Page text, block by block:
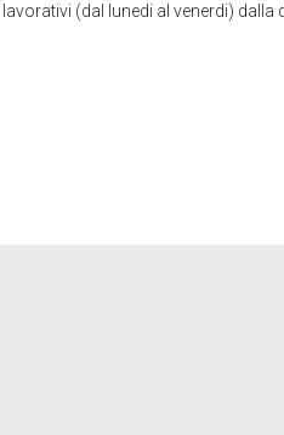
(dal lunedi al venerdi) dalla